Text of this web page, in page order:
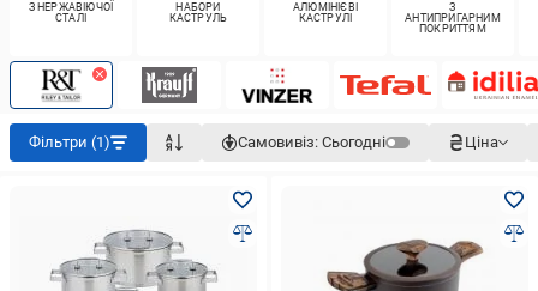
З НЕРЖАВІЮЧОЇ
СТАЛІ
НАБОРИ
КАСТРУЛЬ
АЛЮМІНІЄВІ
КАСТРУЛІ
З
АНТИПРИГАРНИМ
ПОКРИТТЯМ
Фільтри (1) Самовивіз: Сьогодні Ціна